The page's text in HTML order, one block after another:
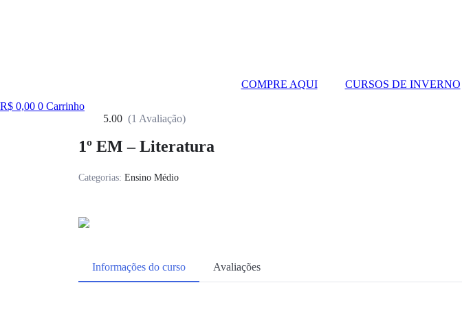
COMPRE AQUI CURSOS DE INVERNO
R$ 0,00 0 Carrinho
5.00 (1 Avaliação)
1º EM – Literatura
Categorias: Ensino Médio
Informações do curso Avaliações